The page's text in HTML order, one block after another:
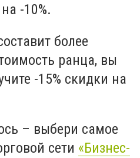
-10%.
более
ранца, вы
-15% скидки на
– выбери самое
сети «Бизнес-